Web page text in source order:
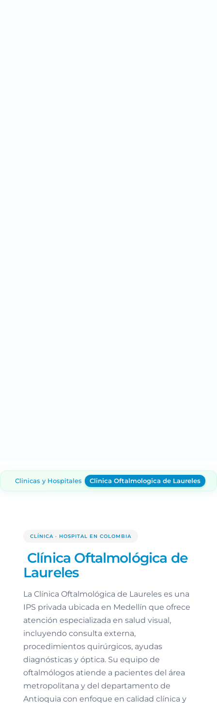
Clinicas y Hospitales Clinica Oftalmologica de Laureles
CLÍNICA · HOSPITAL EN COLOMBIA
Clínica Oftalmológica de
Laureles
La Clínica Oftalmológica de Laureles es una
IPS privada ubicada en Medellín que ofrece
atención especializada en salud visual,
incluyendo consulta externa,
procedimientos quirúrgicos, ayudas
diagnósticas y óptica. Su equipo de
oftalmólogos atiende a pacientes del área
metropolitana y del departamento de
Antioquia con enfoque en calidad clínica y